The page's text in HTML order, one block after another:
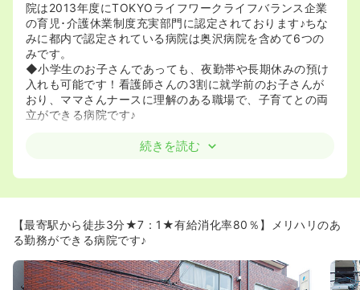
院は2013年度にTOKYOライフワークライフバランス企業
の育児･介護休業制度充実部門に認定されております♪ちな
みに都内で認定されている病院は奥沢病院を含めて6つの
みです。
◆小学生のお子さんであっても、夜勤帯や長期休みの預け
入れも可能です！看護師さんの3割に就学前のお子さんが
おり、ママさんナースに理解のある職場で、子育てとの両
立ができる病院です♪
≪メリハリの付いた生活≫
ハリを持って働く看護師を支援しています。地方から出て
≪教育研修充実≫
援があります。また中途採用の方にも必ずプリセプターが
付き、勤務に慣れるまでの間はしっかりとサポートしてい
続きを読む
【最寄駅から徒歩3分★7：1★有給消化率80％】メリハリのあ
る勤務ができる病院です♪